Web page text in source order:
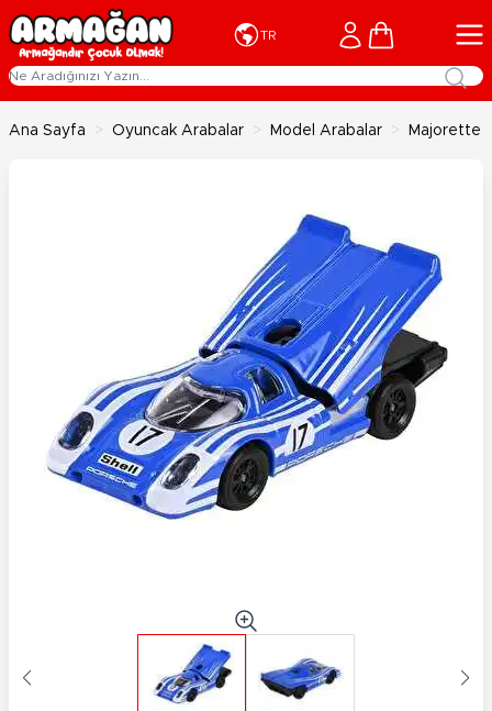
İçeriğe geç
TR Cart
Ana Sayfa > Oyuncak Arabalar > Model Arabalar > Majorette